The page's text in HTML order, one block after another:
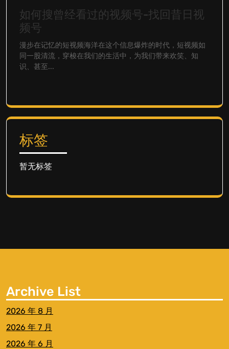
如何搜曾经看过的视频号-找回昔日视
频号
漫步在记忆的短视频海洋在这个信息爆炸的时代，短视频如
同一股清流，穿梭在我们的生活中，为我们带来欢笑、知
识、甚至...
标签
暂无标签
Archive List
2026 年 8 月
2026 年 7 月
2026 年 6 月